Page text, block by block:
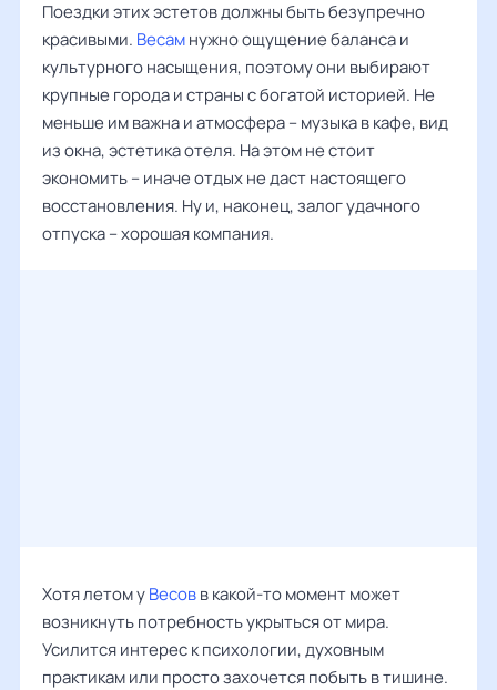
Поездки этих эстетов должны быть безупречно
красивыми. Весамнужно ощущение баланса и
культурного насыщения, поэтому они выбирают
крупные города и страны с богатой историей. Не
меньше им важна и атмосфера – музыка в кафе, вид
из окна, эстетика отеля. На этом не стоит
экономить – иначе отдых не даст настоящего
восстановления. Ну и, наконец, залог удачного
отпуска – хорошая компания.
Хотя летом уВесовв какой-то момент может
возникнуть потребность укрыться от мира.
Усилится интерес к психологии, духовным
практикам или просто захочется побыть в тишине.